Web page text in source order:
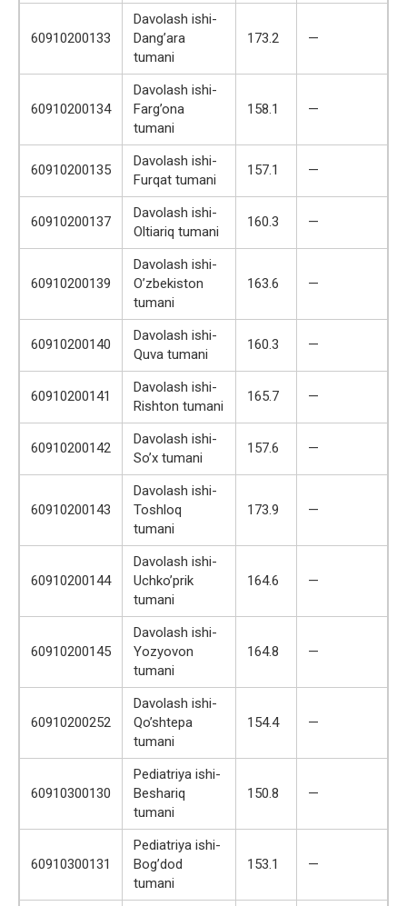
60910200133
Davolash ishi-
Dang’ara
tumani
173.2 —
60910200134
Davolash ishi-
Farg’ona
tumani
158.1 —
60910200135
Davolash ishi-
Furqat tumani
157.1 —
60910200137
Davolash ishi-
Oltiariq tumani
160.3 —
60910200139
Davolash ishi-
O’zbekiston
tumani
163.6 —
60910200140
Davolash ishi-
Quva tumani
160.3 —
60910200141
Davolash ishi-
Rishton tumani
165.7 —
60910200142
Davolash ishi-
So’x tumani
157.6 —
60910200143
Davolash ishi-
Toshloq
tumani
173.9 —
60910200144
Davolash ishi-
Uchko’prik
tumani
164.6 —
60910200145
Davolash ishi-
Yozyovon
tumani
164.8 —
60910200252
Davolash ishi-
Qo’shtepa
tumani
154.4 —
60910300130
Pediatriya ishi-
Beshariq
tumani
150.8 —
60910300131
Pediatriya ishi-
Bog’dod
tumani
153.1 —